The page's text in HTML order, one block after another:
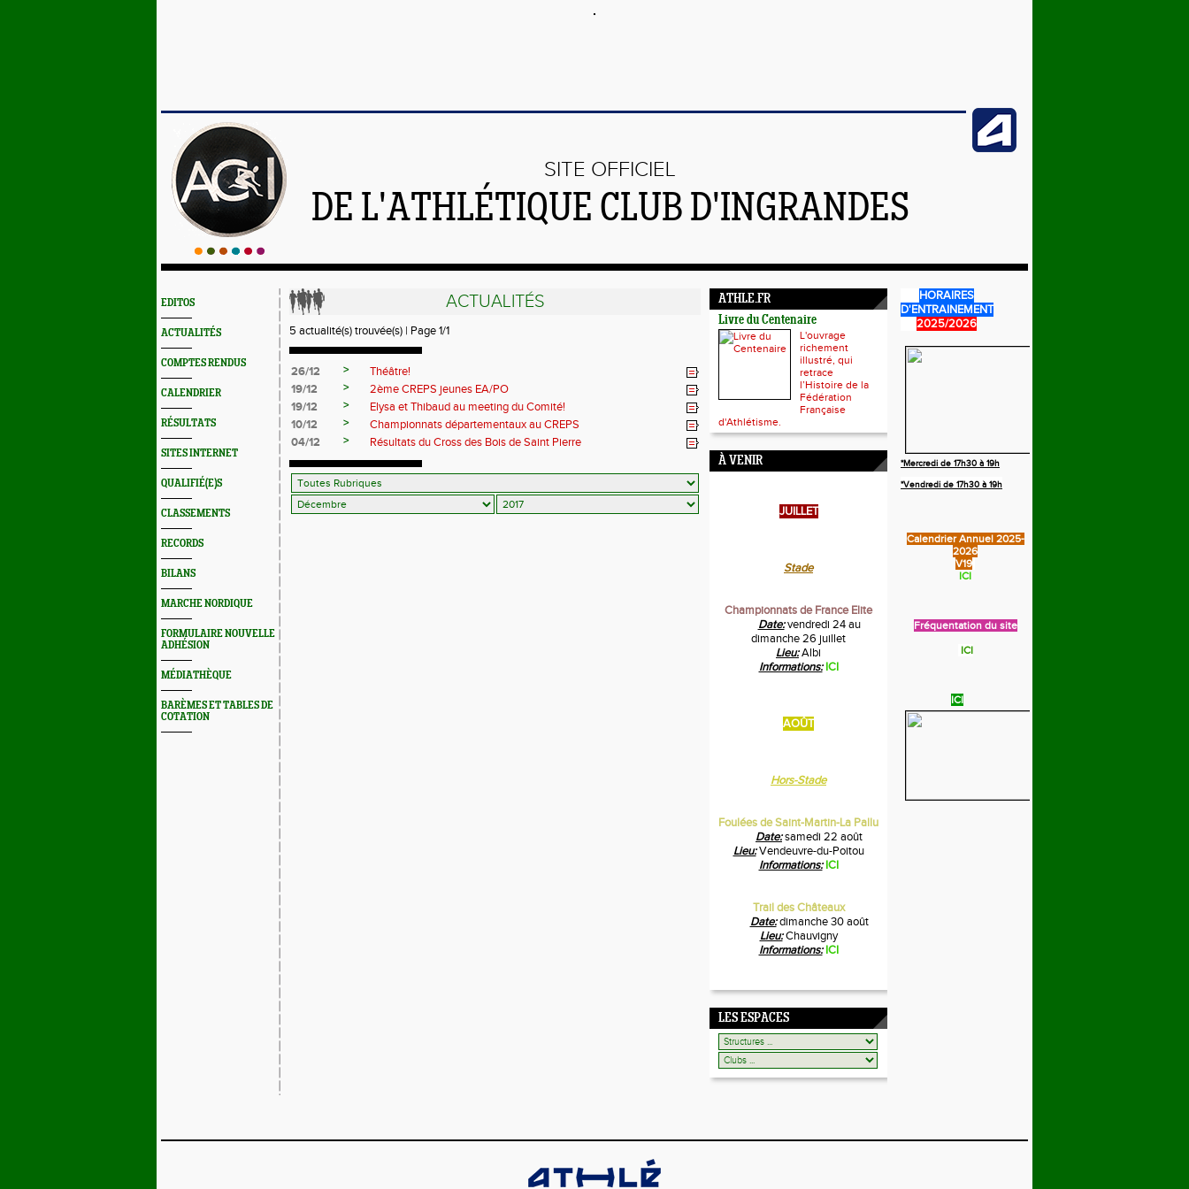
SITE OFFICIEL
DE L'ATHLÉTIQUE CLUB D'INGRANDES
EDITOS
ACTUALITÉS
COMPTES RENDUS
CALENDRIER
RÉSULTATS
SITES INTERNET
QUALIFIÉ(E)S
CLASSEMENTS
RECORDS
BILANS
MARCHE NORDIQUE
FORMULAIRE NOUVELLE
ADHÉSION
MÉDIATHÈQUE
BARÈMES ET TABLES DE
COTATION
ACTUALITÉS
5 actualité(s) trouvée(s) | Page 1/1
26/12 >
Théâtre!
19/12
>
2ème CREPS jeunes EA/PO
19/12
>
Elysa et Thibaud au meeting du Comité!
10/12
>
Championnats départementaux au CREPS
04/12
> Résultats du Cross des Bois de Saint Pierre
ATHLE.FR
Livre du Centenaire
L'ouvrage
richement
illustré, qui
retrace
l’Histoire de la
Fédération
Française
d'Athlétisme.
À VENIR
JUILLET
Stade
Championnats de France Elite
Date:vendredi 24 au
dimanche 26 juillet
Lieu:Albi
Informations: ICI
AOÛT
Hors-Stade
Foulées de Saint-Martin-La Pallu
Date:samedi 22 août
Lieu:Vendeuvre-du-Poitou
Informations: ICI
Trail des Châteaux
Date:dimanche 30 août
Lieu:Chauvigny
Informations: ICI
LES ESPACES
HORAIRES
D'ENTRAINEMENT
2025/2026
*Mercredi de 17h30 à 19h
*Vendredi de 17h30 à 19h
Calendrier Annuel 2025-
2026
V19
ICI
Fréquentation du site
ICI
ICI